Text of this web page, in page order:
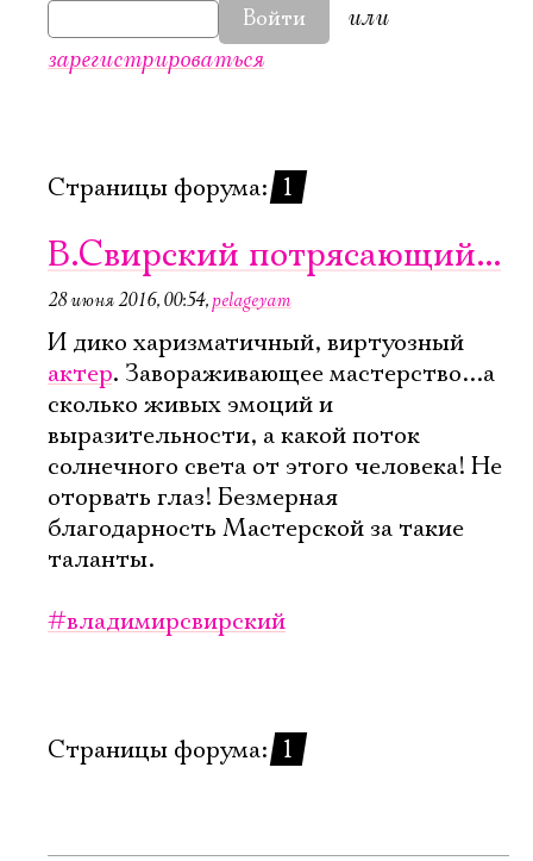
Войти
или
зарегистрироваться
Страницы форума: 1
В.Свирский потрясающий...
28 июня 2016, 00:54, pelageyam
И дико харизматичный, виртуозный
актер. Завораживающее мастерство...а
сколько живых эмоций и
выразительности, а какой поток
солнечного света от этого человека! Не
оторвать глаз! Безмерная
благодарность Мастерской за такие
таланты.
#владимирсвирский
Страницы форума: 1
Электропочта
Имя
Ознакомиться